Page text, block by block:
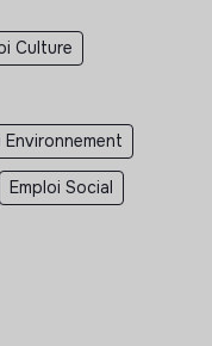
Culture
Environnement
Emploi Social